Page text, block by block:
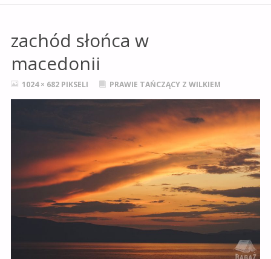
zachód słońca w
macedonii
PEŁNY
ROZMIAR
1024 × 682 PIKSELI PRAWIE TAŃCZĄCY Z WILKIEM